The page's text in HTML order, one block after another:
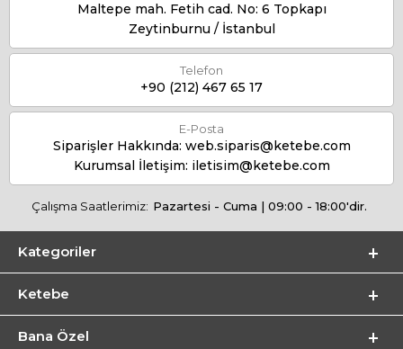
Maltepe mah. Fetih cad. No: 6 Topkapı
Zeytinburnu / İstanbul
Telefon
+90 (212) 467 65 17
E-Posta
Siparişler Hakkında: web.siparis@ketebe.com
Kurumsal İletişim: iletisim@ketebe.com
Çalışma Saatlerimiz: Pazartesi - Cuma | 09:00 - 18:00'dir.
Kategoriler
Ketebe
Bana Özel